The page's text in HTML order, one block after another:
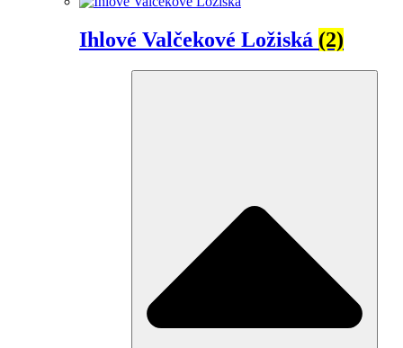
Ihlové Valčekové Ložiská (2)